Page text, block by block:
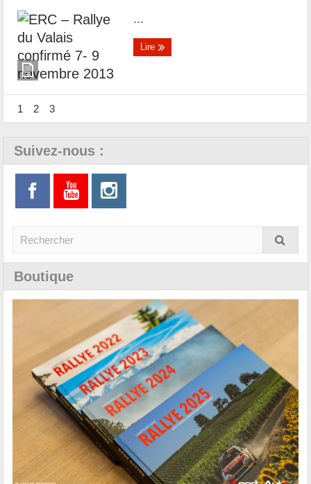
...
Lire
1 2 3
Suivez-nous :
Boutique